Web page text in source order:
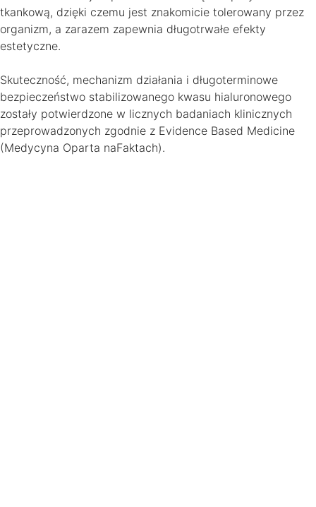
tkankową, dzięki czemu jest znakomicie tolerowany przez
organizm, a zarazem zapewnia długotrwałe efekty
estetyczne.
Skuteczność, mechanizm działania i długoterminowe
bezpieczeństwo stabilizowanego kwasu hialuronowego
zostały potwierdzone w licznych badaniach klinicznych
przeprowadzonych zgodnie z Evidence Based Medicine
(Medycyna Oparta naFaktach).